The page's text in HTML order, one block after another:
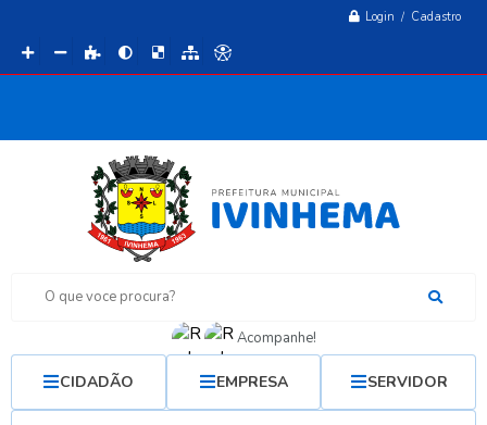
Login / Cadastro
O que voce procura?
Acompanhe!
CIDADÃO EMPRESA SERVIDOR